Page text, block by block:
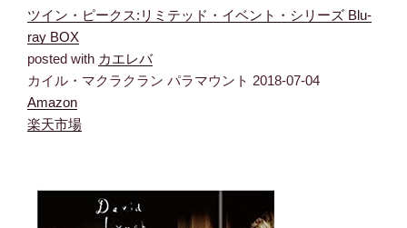
ツイン・ピークス:リミテッド・イベント・シリーズ Blu-
ray BOX
posted with カエレバ
カイル・マクラクラン パラマウント 2018-07-04
Amazon
楽天市場